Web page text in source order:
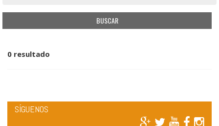
0 resultado
SÍGUENOS